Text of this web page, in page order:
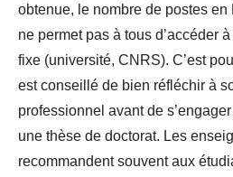
obtenue, le nombre de postes en
ne permet pas à tous d’accéder
fixe (université, CNRS). C’est
est conseillé de bien réfléchir à
professionnel avant de
une thèse de doctorat. Les
recommandent souvent aux